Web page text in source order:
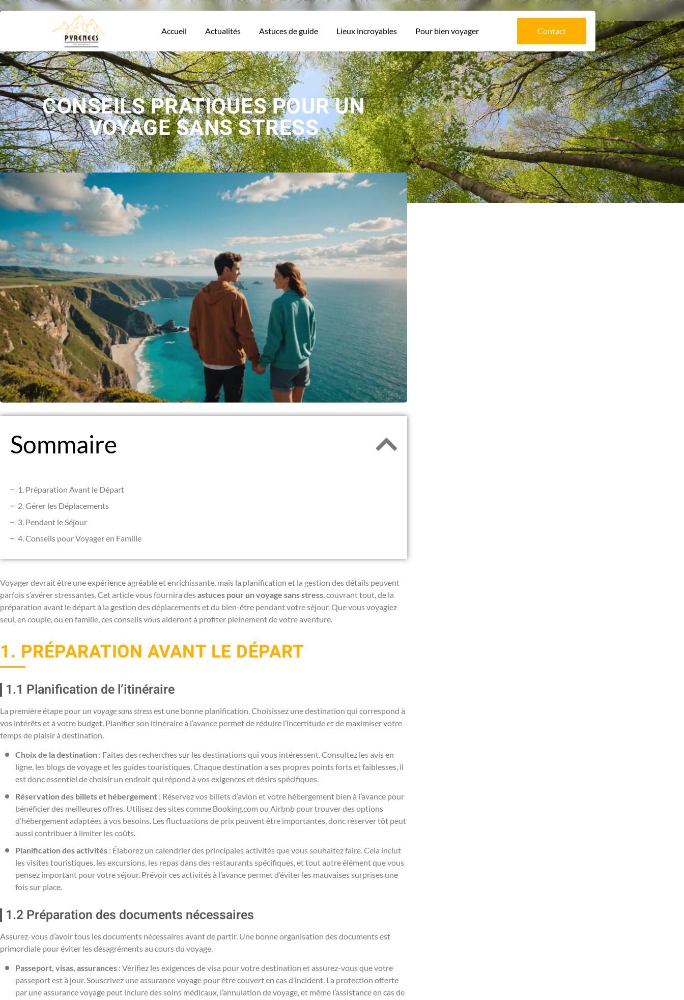
Accueil Actualités Astuces de guide Lieux incroyables Pour bien voyager Contact
CONSEILS PRATIQUES POUR UN
VOYAGE SANS STRESS
Sommaire
1. Préparation Avant le Départ
2. Gérer les Déplacements
3. Pendant le Séjour
4. Conseils pour Voyager en Famille
Voyager devrait être une expérience agréable et enrichissante, mais la planification et la gestion des détails peuvent
parfois s’avérer stressantes. Cet article vous fournira desastuces pour un voyage sans stress , couvrant tout, de la
préparation avant le départ à la gestion des déplacements et du bien-être pendant votre séjour. Que vous voyagiez
seul, en couple, ou en famille, ces conseils vous aideront à profiter pleinement de votre aventure.
1. PRÉPARATION AVANT LE DÉPART
1.1 Planification de l’itinéraire
La première étape pour un voyage sans stressest une bonne planification. Choisissez une destination qui correspond à
vos intérêts et à votre budget. Planifier son itinéraire à l’avance permet de réduire l’incertitude et de maximiser votre
temps de plaisir à destination.
Choix de la destination : Faites des recherches sur les destinations qui vous intéressent. Consultez les avis en
ligne, les blogs de voyage et les guides touristiques. Chaque destination a ses propres points forts et faiblesses, il
est donc essentiel de choisir un endroit qui répond à vos exigences et désirs spécifiques.
Réservation des billets et hébergement : Réservez vos billets d’avion et votre hébergement bien à l’avance pour
bénéficier des meilleures offres. Utilisez des sites comme Booking.com ou Airbnb pour trouver des options
d’hébergement adaptées à vos besoins. Les fluctuations de prix peuvent être importantes, donc réserver tôt peut
aussi contribuer à limiter les coûts.
Planification des activités : Élaborez un calendrier des principales activités que vous souhaitez faire. Cela inclut
les visites touristiques, les excursions, les repas dans des restaurants spécifiques, et tout autre élément que vous
pensez important pour votre séjour. Prévoir ces activités à l’avance permet d’éviter les mauvaises surprises une
fois sur place.
1.2 Préparation des documents nécessaires
Assurez-vous d’avoir tous les documents nécessaires avant de partir. Une bonne organisation des documents est
primordiale pour éviter les désagréments au cours du voyage.
Passeport, visas, assurances : Vérifiez les exigences de visa pour votre destination et assurez-vous que votre
passeport est à jour. Souscrivez une assurance voyage pour être couvert en cas d’incident. La protection offerte
par une assurance voyage peut inclure des soins médicaux, l’annulation de voyage, et même l’assistance en cas de